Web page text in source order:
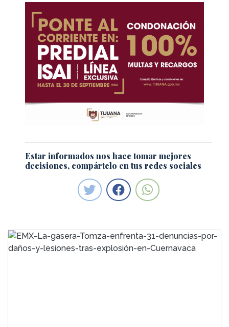
Estar informados nos hace tomar mejores
decisiones, compártelo en tus redes sociales